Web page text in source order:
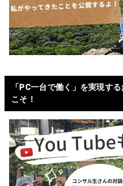
「PC一台で働く」を実現す
こそ！